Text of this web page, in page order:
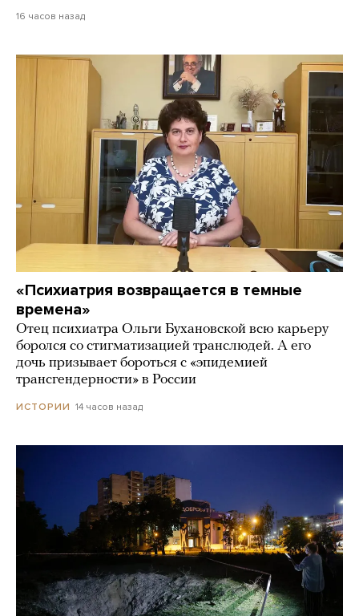
16 часов назад
«Психиатрия возвращается в темные
времена»
Отец психиатра Ольги Бухановской всю карьеру
боролся со стигматизацией транслюдей. А его
дочь призывает бороться с «эпидемией
трансгендерности» в России
ИСТОРИИ 14 часов назад